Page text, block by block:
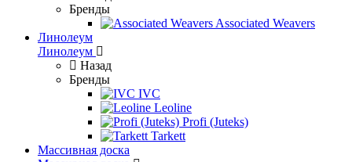
Бренды
Associated Weavers
Линолеум
Линолеум
Назад
Бренды
IVC
Leoline
Profi (Juteks)
Tarkett
Массивная доска